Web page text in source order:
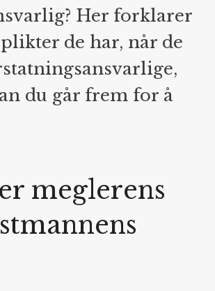
Her forklarer
de har, når de
du går frem for å
meglerens